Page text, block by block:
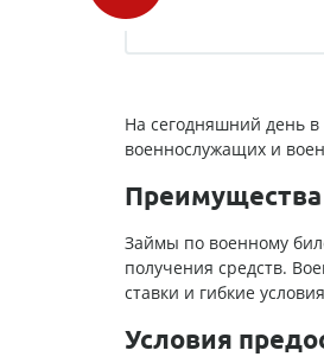
На сегодняшний день
военнослужащих и
Преимущества
Займы по военному
получения средств.
ставки и гибкие
Условия